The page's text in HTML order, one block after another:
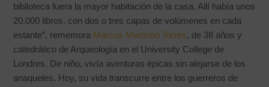
biblioteca fuera la mayor habitación de la casa. Allí había unos
20.000 libros, con dos o tres capas de volúmenes en cada
estante”, rememora Marcos Martinón Torres, de 38 años y
catedrático de Arqueología en el University College de
Londres. De niño, vivía aventuras épicas sin alejarse de los
anaqueles. Hoy, su vida transcurre entre los guerreros de